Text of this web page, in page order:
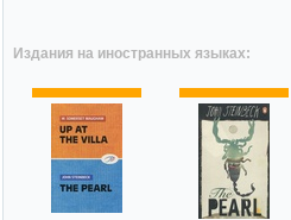
Издания на иностранных языках: